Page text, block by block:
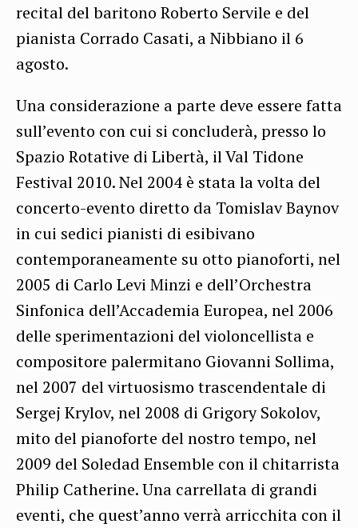
recital del baritono Roberto Servile e del
pianista Corrado Casati, a Nibbiano il 6
agosto.
Una considerazione a parte deve essere fatta
sull’evento con cui si concluderà, presso lo
Spazio Rotative di Libertà, il Val Tidone
Festival 2010. Nel 2004 è stata la volta del
concerto-evento diretto da Tomislav Baynov
in cui sedici pianisti di esibivano
contemporaneamente su otto pianoforti, nel
2005 di Carlo Levi Minzi e dell’Orchestra
Sinfonica dell’Accademia Europea, nel 2006
delle sperimentazioni del violoncellista e
compositore palermitano Giovanni Sollima,
nel 2007 del virtuosismo trascendentale di
Sergej Krylov, nel 2008 di Grigory Sokolov,
mito del pianoforte del nostro tempo, nel
2009 del Soledad Ensemble con il chitarrista
Philip Catherine. Una carrellata di grandi
eventi, che quest’anno verrà arricchita con il